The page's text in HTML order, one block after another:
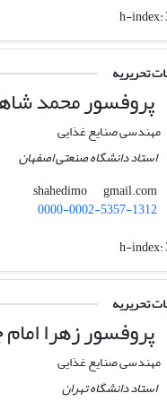
h-index:
تحریریه
پروفسور محمد
مهندسی صنایع غذایی
استاد دانشگاه صنعتی اصفهان
shahedimo
gmail.com
0000-0002-5357-1312
h-index:
تحریریه
پروفسور زهرا
مهندسی صنایع غذایی
استاد دانشگاه تهران